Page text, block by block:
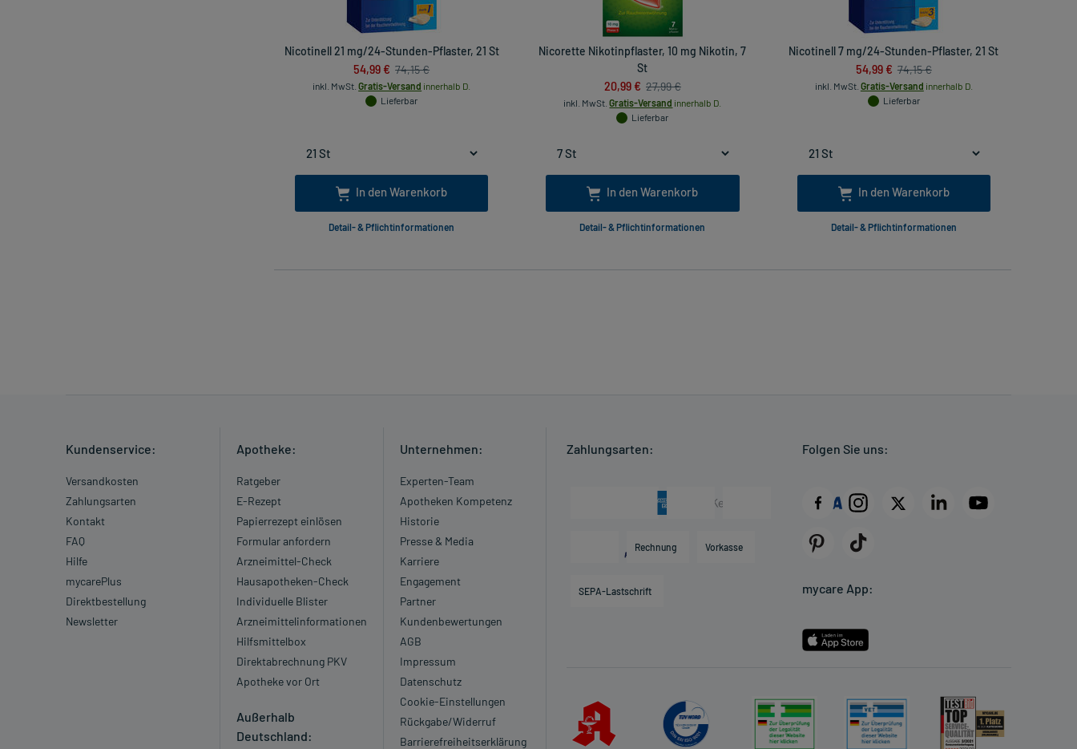
Nicotinell 21 mg/24-Stunden-Pflaster, 21 St
54,99 € 74,15 €
inkl. MwSt. Gratis-Versand innerhalb D.
Lieferbar
In den Warenkorb
Detail- & Pflichtinformationen
Nicorette Nikotinpflaster, 10 mg Nikotin, 7
St
20,99 € 27,99 €
inkl. MwSt. Gratis-Versand innerhalb D.
Lieferbar
In den Warenkorb
Detail- & Pflichtinformationen
Nicotinell 7 mg/24-Stunden-Pflaster, 21 St
54,99 € 74,15 €
inkl. MwSt. Gratis-Versand innerhalb D.
Lieferbar
In den Warenkorb
Detail- & Pflichtinformationen
Kundenservice:
Versandkosten
Zahlungsarten
Kontakt
FAQ
Hilfe
mycarePlus
Direktbestellung
Newsletter
Apotheke:
Ratgeber
E-Rezept
Papierrezept einlösen
Formular anfordern
Arzneimittel-Check
Hausapotheken-Check
Individuelle Blister
Arzneimittelinformationen
Hilfsmittelbox
Direktabrechnung PKV
Apotheke vor Ort
Außerhalb
Deutschland:
Unternehmen:
Experten-Team
Apotheken Kompetenz
Historie
Presse & Media
Karriere
Engagement
Partner
Kundenbewertungen
AGB
Impressum
Datenschutz
Cookie-Einstellungen
Rückgabe/Widerruf
Barrierefreiheitserklärung
Zahlungsarten:
Rechnung Vorkasse
SEPA-Lastschrift
Folgen Sie uns:
mycare App: